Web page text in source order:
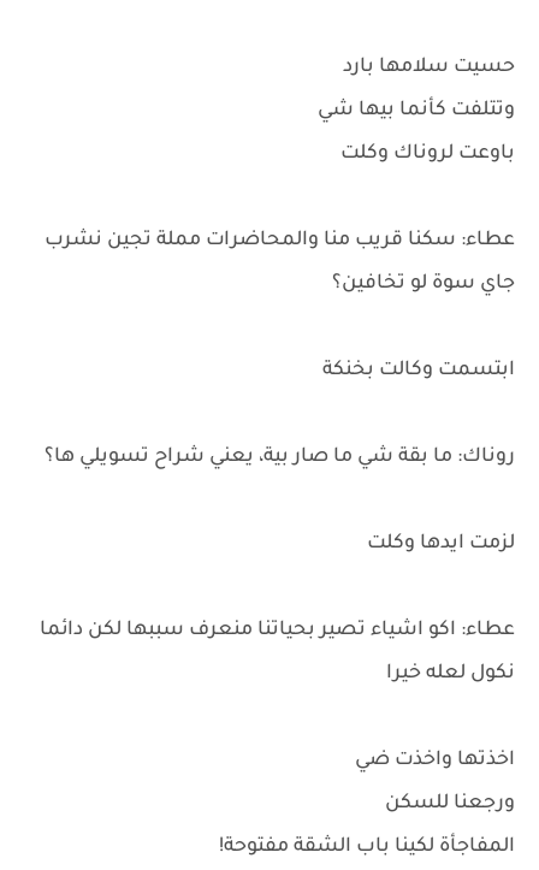
حسيت سلامها بارد
وتتلفت كأنما بيها شي
باوعت لروناك وكلت
عطاء: سكنا قريب منا والمحاضرات مملة تجين نشرب
جاي سوة لو تخافين؟
ابتسمت وكالت بخنكة
روناك: ما بقة شي ما صار بية، يعني شراح تسويلي ها؟
لزمت ايدها وكلت
عطاء: اكو اشياء تصير بحياتنا منعرف سببها لكن دائما
نكول لعله خيرا
اخذتها واخذت ضي
ورجعنا للسكن
المفاجأة لكينا باب الشقة مفتوحة!